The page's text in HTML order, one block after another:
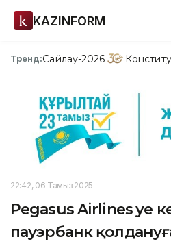
KAZINFORM
Тренд:Сайлау-2026
22:42, 06 Тамыз 2025
Pegasus Airlines әуе
пауэрбанк